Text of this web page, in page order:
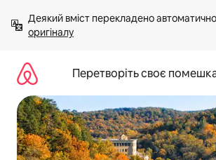
вмісту
Деякий вміст перекладено
оригіналу
Перетворіть своє